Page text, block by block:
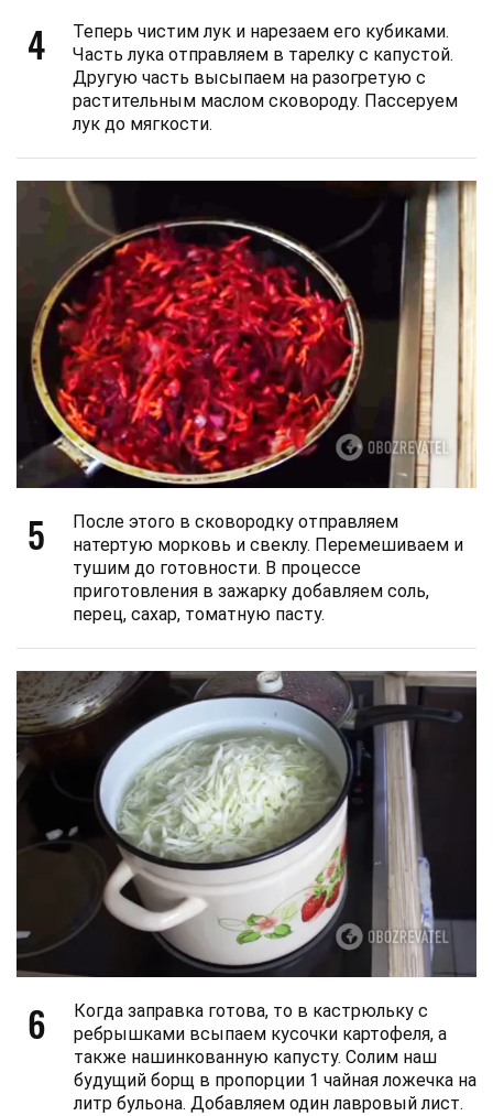
4
Теперь чистим лук и нарезаем его кубиками.
Часть лука отправляем в тарелку с капустой.
Другую часть высыпаем на разогретую с
растительным маслом сковороду. Пассеруем
лук до мягкости.
5
После этого в сковородку отправляем
натертую морковь и свеклу. Перемешиваем и
тушим до готовности. В процессе
приготовления в зажарку добавляем соль,
перец, сахар, томатную пасту.
6
Когда заправка готова, то в кастрюльку с
ребрышками всыпаем кусочки картофеля, а
также нашинкованную капусту. Солим наш
будущий борщ в пропорции 1 чайная ложечка на
литр бульона. Добавляем один лавровый лист.